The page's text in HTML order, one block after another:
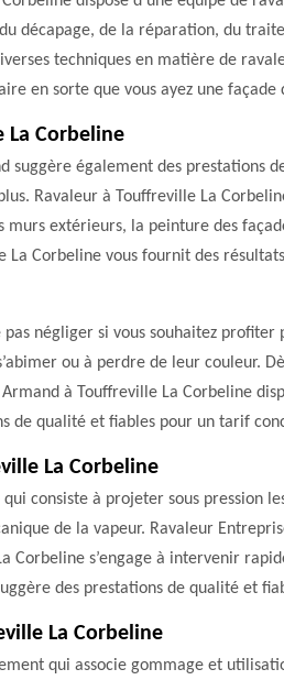
décapage, de la réparation, du
techniques en matière de
en sorte que vous ayez une
La Corbeline
suggère également des
Ravaleur à Touffreville La
murs extérieurs, la peinture des
Corbeline vous fournit des
négliger si vous souhaitez
ou à perdre de leur
à Touffreville La Corbeline
de qualité et fiables pour un tarif
La Corbeline
consiste à projeter sous pression
de la vapeur. Ravaleur
s’engage à intervenir
des prestations de qualité et
La Corbeline
qui associe gommage et